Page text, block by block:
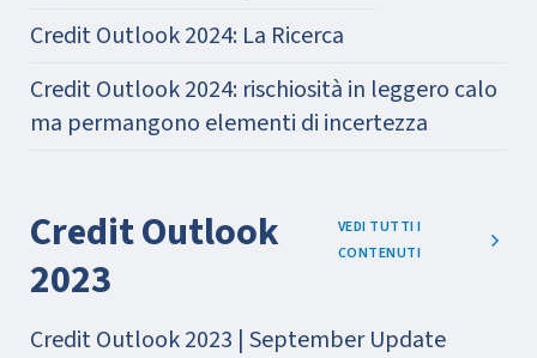
Credit Outlook 2024: La Ricerca
Credit Outlook 2024: rischiosità in leggero calo
ma permangono elementi di incertezza
Credit Outlook
2023
VEDI TUTTI I
CONTENUTI
Credit Outlook 2023 | September Update